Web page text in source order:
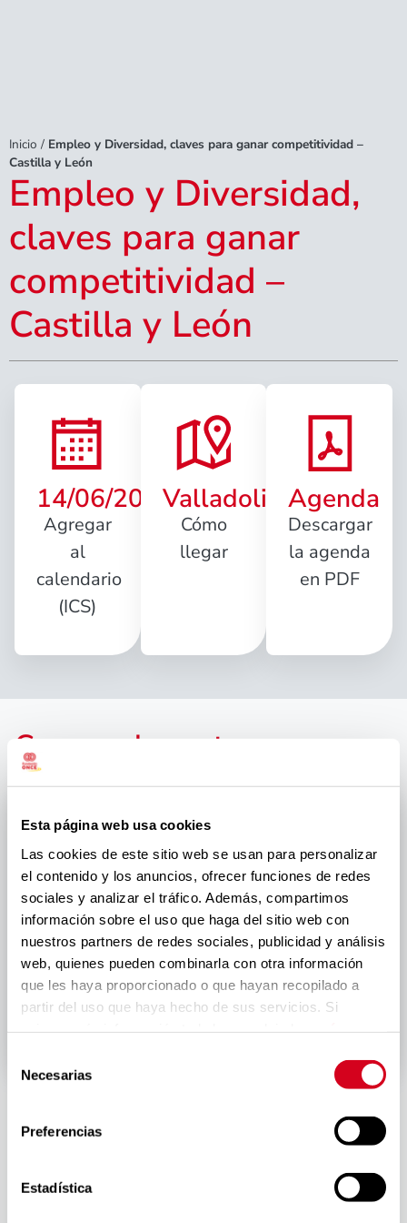
Esta página web usa cookies
Las cookies de este sitio web se usan para personalizar
el contenido y los anuncios, ofrecer funciones de redes
sociales y analizar el tráfico. Además, compartimos
información sobre el uso que haga del sitio web con
nuestros partners de redes sociales, publicidad y análisis
web, quienes pueden combinarla con otra información
que les haya proporcionado o que hayan recopilado a
partir del uso que haya hecho de sus servicios. Si
Necesarias
Preferencias
Estadística
Inicio / Empleo y Diversidad, claves para ganar competitividad –
Castilla y León
Empleo y Diversidad,
claves para ganar
competitividad –
Castilla y León
14/06/2019
Agregar
al
calendario
(ICS)
Valladolid
Cómo
llegar
Agenda
Descargar
la agenda
en PDF
Conoce el evento
En este ciclo de jornadas organizadas por el
Foro Inserta de FUNDACIÓN ONCE e Inserta
Empleo en colaboración con Expansión, se
analizarán los nuevos retos y tendencias que
marcarán la agenda 2019 en los ámbitos del